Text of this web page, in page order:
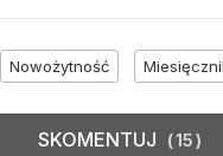
Nowożytność
SKOMENTUJ 15